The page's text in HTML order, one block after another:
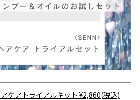
アケアトライアルキット ¥2,860(税込)